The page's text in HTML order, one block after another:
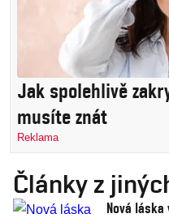
Jak spolehlivě
musíte znát
Reklama
Články z
Nová láska